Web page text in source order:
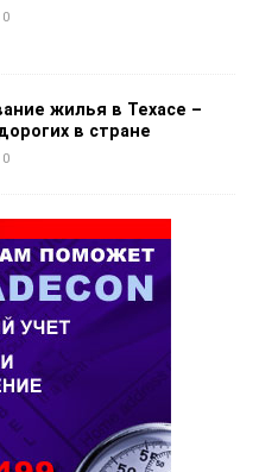
0
жилья в Техасе –
в стране
0